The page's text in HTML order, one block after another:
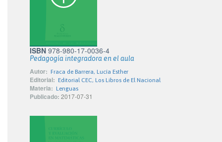
ISBN 978-980-17-0036-4
Pedagogía integradora en el aula
Autor: Fraca de Barrera, Lucía Esther
Editorial: Editorial CEC, Los Libros de El Nacional
Materia: Lenguas
Publicado: 2017-07-31